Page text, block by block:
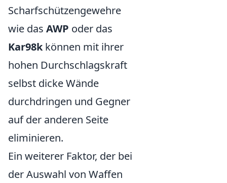
Scharfschützengewehre
wie das AWP oder das
Kar98kkönnen mit ihrer
hohen Durchschlagskraft
selbst dicke Wände
durchdringen und Gegner
auf der anderen Seite
eliminieren.
Ein weiterer Faktor, der bei
der Auswahl von Waffen